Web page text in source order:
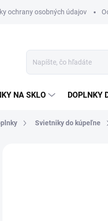
ochrany osobných údajov
NA SKLO DOPLNKY
Svietniky do kúpeľne